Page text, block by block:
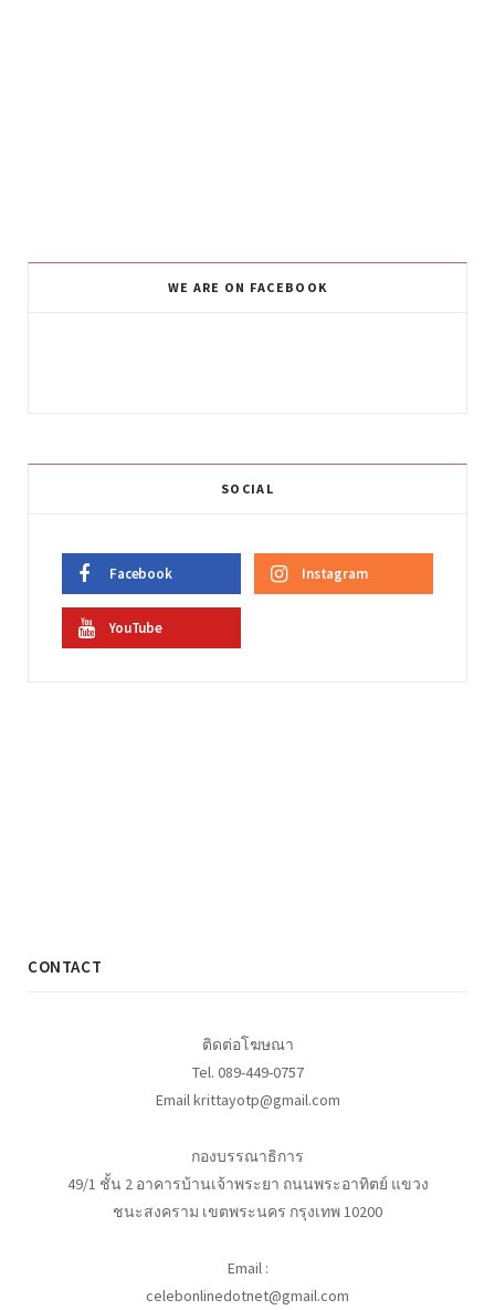
WE ARE ON FACEBOOK
SOCIAL
Facebook Instagram
YouTube
CONTACT
ติดต่อโฆษณา
Tel. 089-449-0757
Email krittayotp@gmail.com
กองบรรณาธิการ
49/1 ชั้น 2 อาคารบ้านเจ้าพระยา ถนนพระอาทิตย์ แขวง
ชนะสงคราม เขตพระนคร กรุงเทพ 10200
Email :
celebonlinedotnet@gmail.com